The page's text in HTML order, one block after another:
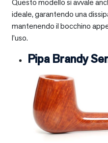
ideale, garantendo una
mantenendo il bocchino
l’uso.
Pipa Brandy